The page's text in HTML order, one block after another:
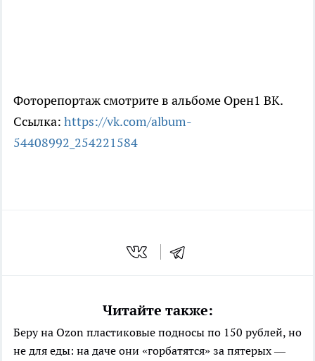
Фоторепортаж смотрите в альбоме Орен1 ВК.
Ссылка: https://vk.com/album-
54408992_254221584
Читайте также:
Беру на Ozon пластиковые подносы по 150 рублей, но
не для еды: на даче они «горбатятся» за пятерых —